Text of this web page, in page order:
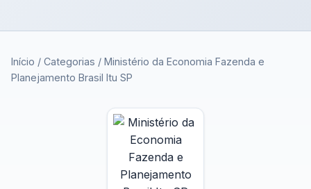
Início / Categorias / Ministério da Economia Fazenda e
Planejamento Brasil Itu SP